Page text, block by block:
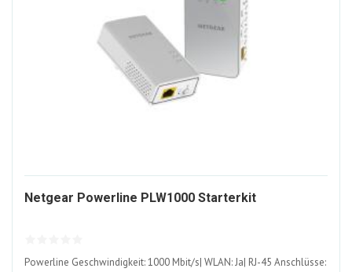
Netgear Powerline PLW1000 Starterkit407100-
Powerline Geschwindigkeit: 1000 Mbit/s| WLAN: Ja| RJ-45 Anschlüsse: